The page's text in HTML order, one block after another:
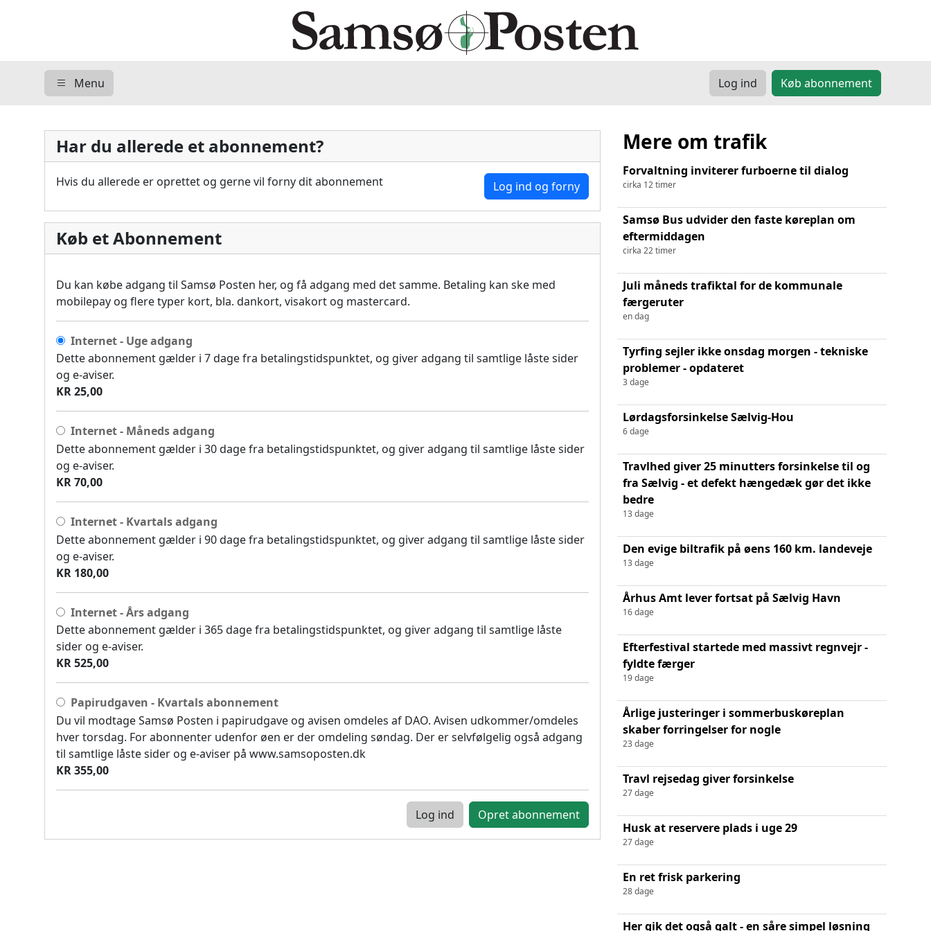
Menu Log ind Køb abonnement
Har du allerede et abonnement?
Hvis du allerede er oprettet og gerne vil forny dit abonnement Log ind og forny
Køb et Abonnement
Du kan købe adgang til Samsø Posten her, og få adgang med det samme. Betaling kan ske med
mobilepay og flere typer kort, bla. dankort, visakort og mastercard.
Internet - Uge adgang
Dette abonnement gælder i 7 dage fra betalingstidspunktet, og giver adgang til samtlige låste sider
og e-aviser.
KR 25,00
Internet - Måneds adgang
Dette abonnement gælder i 30 dage fra betalingstidspunktet, og giver adgang til samtlige låste sider
og e-aviser.
KR 70,00
Internet - Kvartals adgang
Dette abonnement gælder i 90 dage fra betalingstidspunktet, og giver adgang til samtlige låste sider
og e-aviser.
KR 180,00
Internet - Års adgang
Dette abonnement gælder i 365 dage fra betalingstidspunktet, og giver adgang til samtlige låste
sider og e-aviser.
KR 525,00
Papirudgaven - Kvartals abonnement
Du vil modtage Samsø Posten i papirudgave og avisen omdeles af DAO. Avisen udkommer/omdeles
hver torsdag. For abonnenter udenfor øen er der omdeling søndag. Der er selvfølgelig også adgang
til samtlige låste sider og e-aviser på www.samsoposten.dk
KR 355,00
Log ind
Mere om trafik
Forvaltning inviterer furboerne til dialog
cirka 12 timer
Samsø Bus udvider den faste køreplan om
eftermiddagen
cirka 22 timer
Juli måneds trafiktal for de kommunale
færgeruter
en dag
Tyrfing sejler ikke onsdag morgen - tekniske
problemer - opdateret
3 dage
Lørdagsforsinkelse Sælvig-Hou
6 dage
Travlhed giver 25 minutters forsinkelse til og
fra Sælvig - et defekt hængedæk gør det ikke
bedre
13 dage
Den evige biltrafik på øens 160 km. landeveje
13 dage
Århus Amt lever fortsat på Sælvig Havn
16 dage
Efterfestival startede med massivt regnvejr -
fyldte færger
19 dage
Årlige justeringer i sommerbuskøreplan
skaber forringelser for nogle
23 dage
Travl rejsedag giver forsinkelse
27 dage
Husk at reservere plads i uge 29
27 dage
En ret frisk parkering
28 dage
Her gik det også galt - en såre simpel løsning